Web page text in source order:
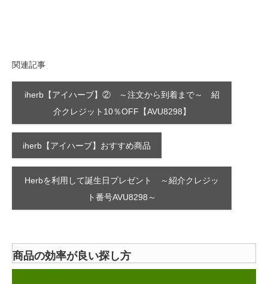
関連記事
iherb【アイハーブ】② ～注文から到着まで～ 紹
介クレジット10％OFF【AVU8298】
iherb【アイハーブ】おすすめ商品
Herbを利用して誕生日プレゼント ～紹介クレジッ
ト番号AVU8298～
商品の効率が良い探し方